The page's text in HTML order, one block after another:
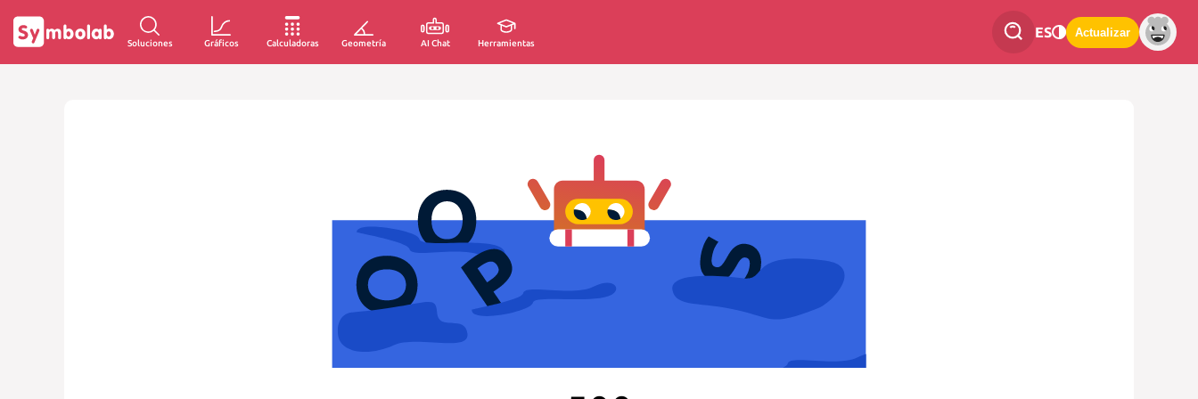
Soluciones Gráficos Calculadoras Geometría AI Chat Herramientas
ES Actualizar